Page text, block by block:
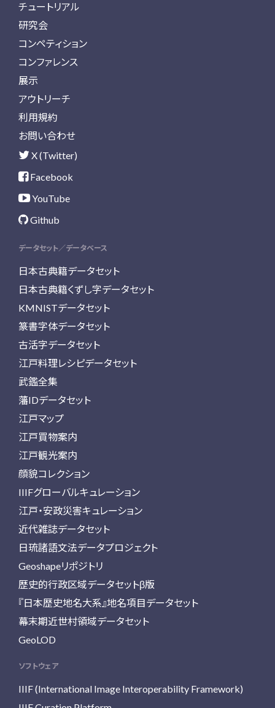
チュートリアル
研究会
コンペティション
コンファレンス
展示
アウトリーチ
利用規約
お問い合わせ
X (Twitter)
Facebook
YouTube
Github
データセット／データベース
日本古典籍データセット
日本古典籍くずし字データセット
KMNISTデータセット
篆書字体データセット
古活字データセット
江戸料理レシピデータセット
武鑑全集
藩IDデータセット
江戸マップ
江戸買物案内
江戸観光案内
顔貌コレクション
IIIFグローバルキュレーション
江戸・安政災害キュレーション
近代雑誌データセット
日琉諸語文法データプロジェクト
Geoshapeリポジトリ
歴史的行政区域データセットβ版
『日本歴史地名大系』地名項目データセット
幕末期近世村領域データセット
GeoLOD
ソフトウェア
IIIF (International Image Interoperability Framework)